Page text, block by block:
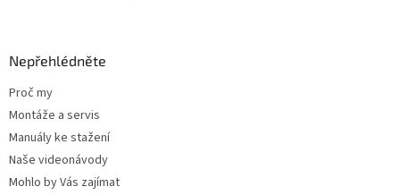
Nepřehlédněte
Proč my
Montáže a servis
Manuály ke stažení
Naše videonávody
Mohlo by Vás zajímat